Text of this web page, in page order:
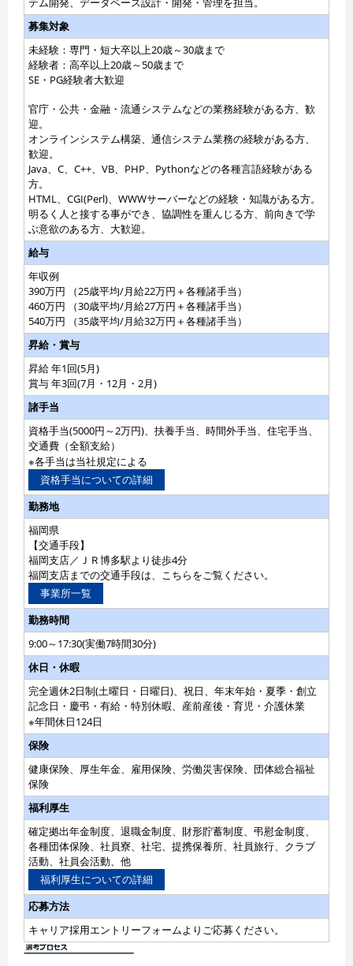
募集対象
未経験：専門・短大卒以上20歳～30歳まで
経験者：高卒以上20歳～50歳まで
SE・PG経験者大歓迎
官庁・公共・金融・流通システムなどの業務経験がある方、歓
迎。
オンラインシステム構築、通信システム業務の経験がある方、
歓迎。
Java、C、C++、VB、PHP、Pythonなどの各種言語経験がある
方。
HTML、CGI(Perl)、WWWサーバーなどの経験・知識がある方。
明るく人と接する事ができ、協調性を重んじる方、前向きで学
ぶ意欲のある方、大歓迎。
給与
年収例
390万円 （25歳平均/月給22万円＋各種諸手当）
460万円 （30歳平均/月給27万円＋各種諸手当）
540万円 （35歳平均/月給32万円＋各種諸手当）
昇給・賞与
昇給 年1回(5月)
賞与 年3回(7月・12月・2月)
諸手当
資格手当(5000円～2万円)、扶養手当、時間外手当、住宅手当、
交通費（全額支給）
※各手当は当社規定による
資格手当についての詳細
勤務地
福岡県
【交通手段】
福岡支店／ＪＲ博多駅より徒歩4分
福岡支店までの交通手段は、こちらをご覧ください。
事業所一覧
勤務時間
9:00～17:30(実働7時間30分)
休日・休暇
完全週休2日制(土曜日・日曜日)、祝日、年末年始・夏季・創立
記念日・慶弔・有給・特別休暇、産前産後・育児・介護休業
※年間休日124日
保険
健康保険、厚生年金、雇用保険、労働災害保険、団体総合福祉
保険
福利厚生
確定拠出年金制度、退職金制度、財形貯蓄制度、弔慰金制度、
各種団体保険、社員寮、社宅、提携保養所、社員旅行、クラブ
活動、社員会活動、他
福利厚生についての詳細
応募方法
キャリア採用エントリーフォームよりご応募ください。